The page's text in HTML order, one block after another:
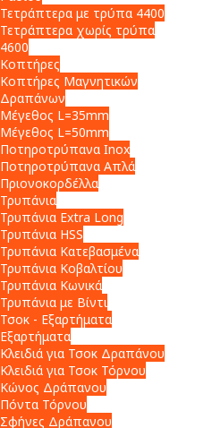
Τετράπτερα με τρύπα 4400
Τετράπτερα χωρίς τρύπα
4600
Κοπτήρες
Κοπτήρες Μαγνητικών
Δραπάνων
Μέγεθος L=35mm
Μέγεθος L=50mm
Ποτηροτρύπανα Inox
Ποτηροτρύπανα Απλά
Πριονοκορδέλλα
Τρυπάνια
Τρυπάνια Extra Long
Τρυπάνια HSS
Τρυπάνια Κατεβασμένα
Τρυπάνια Κοβαλτίου
Τρυπάνια Κωνικά
Τρυπάνια με Βίντι
Τσοκ - Εξαρτήματα
Εξαρτήματα
Κλειδιά για Τσοκ Δραπάνου
Κλειδιά για Τσοκ Τόρνου
Κώνος Δράπανου
Πόντα Τόρνου
Σφήνες Δράπανου